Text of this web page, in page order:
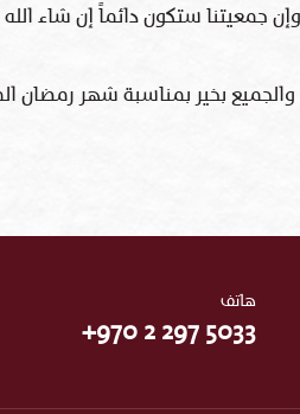
جمعيتنا ستكون دائماً إن شاء
بخير بمناسبة شهر رمضان
هاتف
+970 2 297 5033